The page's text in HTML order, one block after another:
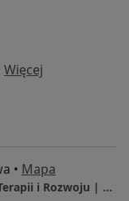
Więcej
• Mapa
Przestrzeń Holistic - Twoje Miejsce Terapii i Rozwoju | CENTRUM - Al. Ujazdowskie 26/3 (przy Placu Trzech Krzyży) | MOKOTÓW - Wernyhory 11 (przy Metrze Służew)